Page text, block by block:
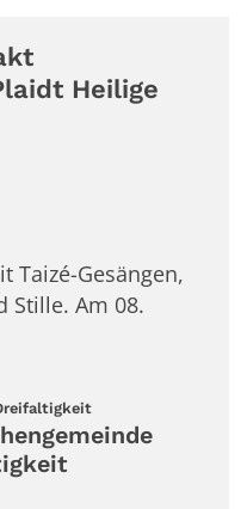
Heilige
Taizé-Gesängen,
Stille. Am 08.
: